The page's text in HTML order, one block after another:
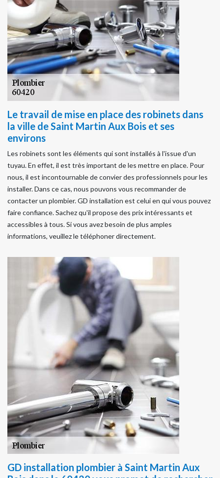
Le travail de mise en place des robinets dans
la ville de Saint Martin Aux Bois et ses
environs
Les robinets sont les éléments qui sont installés à l'issue d'un
tuyau. En effet, il est très important de les mettre en place. Pour
nous, il est incontournable de convier des professionnels pour les
installer. Dans ce cas, nous pouvons vous recommander de
contacter un plombier. GD installation est celui en qui vous pouvez
faire confiance. Sachez qu'il propose des prix intéressants et
accessibles à tous. Si vous avez besoin de plus amples
informations, veuillez le téléphoner directement.
GD installation plombier à Saint Martin Aux